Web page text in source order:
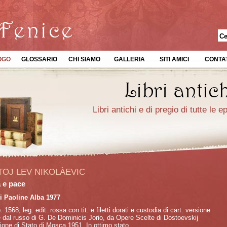
GLOSSARIO CHI SIAMO GALLERIA SITI AMICI
Libri antichi e di pregio di tutte le
LEV NIKOLÀEVIC
e pace
Paoline Alba 1977
1568, leg. edit. rossa con tit. e filetti dorati e custodia di cart. versione
dal russo di G. De Dominicis Jorio, da Opere Scelte di Dostoevskij
di Stato di Mosca 1951. In ottimo stato.